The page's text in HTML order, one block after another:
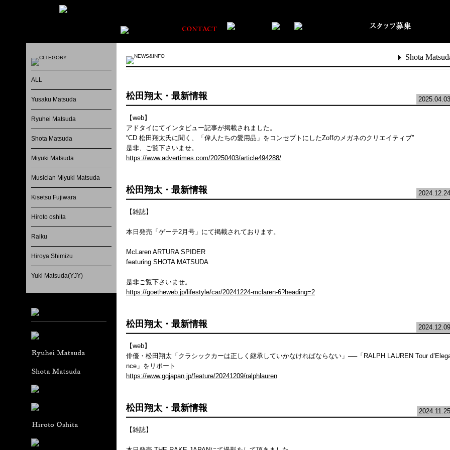
ALL
Yusaku Matsuda
Ryuhei Matsuda
Shota Matsuda
Miyuki Matsuda
Musician Miyuki Matsuda
Kisetsu Fujiwara
Hiroto oshita
Raiku
Hiroya Shimizu
Yuki Matsuda(YJY)
Shota
松田翔太・最新情報 2025.04.03
【web】
アドタイにてインタビュー記事が掲載されました。
“CD 松田翔太氏に聞く、「偉人たちの愛用品」をコンセプトにしたZoffのメガネのクリエイティブ”
是非、ご覧下さいませ。
https://www.advertimes.com/20250403/article494288/
松田翔太・最新情報 2024.12.24
【雑誌】
本日発売「ゲーテ2月号」にて掲載されております。
McLaren ARTURA SPIDER
featuring SHOTA MATSUDA
是非ご覧下さいませ。
https://goetheweb.jp/lifestyle/car/20241224-mclaren-6?heading=2
松田翔太・最新情報 2024.12.09
【web】
俳優・松田翔太「クラシックカーは正しく継承していかなければならない」──「RALPH LAUREN Tour
nce」をリポート
https://www.gqjapan.jp/feature/20241209/ralphlauren
松田翔太・最新情報 2024.11.25
【雑誌】